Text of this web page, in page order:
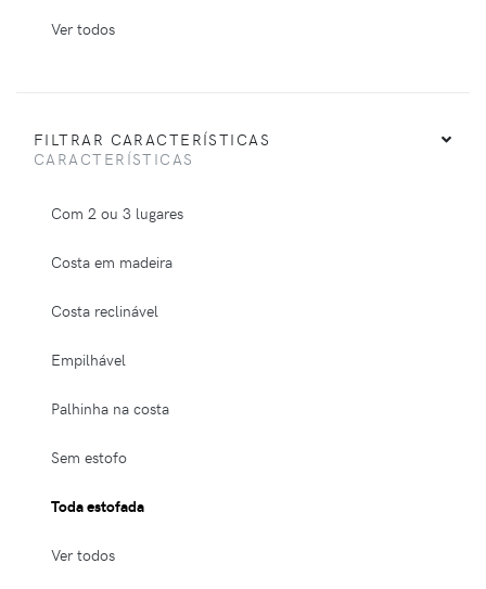
Ver todos
FILTRAR CARACTERÍSTICAS
CARACTERÍSTICAS
Com 2 ou 3 lugares
Costa em madeira
Costa reclinável
Empilhável
Palhinha na costa
Sem estofo
Toda estofada
Ver todos